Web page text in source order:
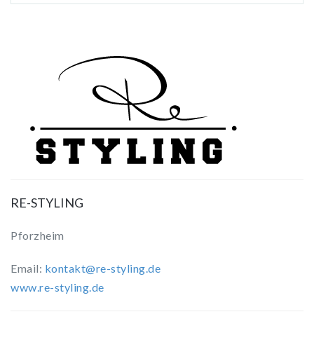
RE-STYLING
Pforzheim
Email: kontakt@re-styling.de
www.re-styling.de